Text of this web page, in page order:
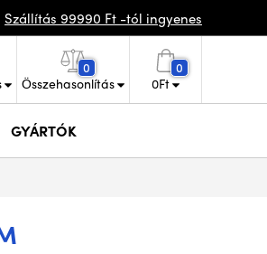
Szállítás 99990 Ft -tól ingyenes
0
Összehasonlítás
0
0Ft
GYÁRTÓK